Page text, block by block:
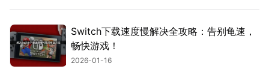
Switch下载速度慢解决全攻略：告别龟速，
畅快游戏！
2026-01-16